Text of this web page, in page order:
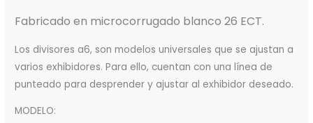
Fabricado en microcorrugado blanco 26 ECT.
Los divisores a6, son modelos universales que se ajustan a
varios exhibidores. Para ello, cuentan con una línea de
punteado para desprender y ajustar al exhibidor deseado.
MODELO: